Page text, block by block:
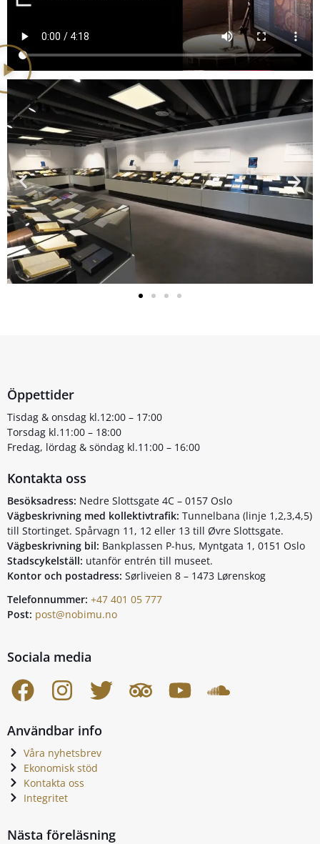
Öppettider
Tisdag & onsdag kl.12:00 – 17:00
Torsdag kl.11:00 – 18:00
Fredag, lördag & söndag kl.11:00 – 16:00
Kontakta oss
Besöksadress: Nedre Slottsgate 4C – 0157 Oslo
Vägbeskrivning med kollektivtrafik: Tunnelbana (linje 1,2,3,4,5)
till Stortinget. Spårvagn 11, 12 eller 13 till Øvre Slottsgate.
Vägbeskrivning bil: Bankplassen P-hus, Myntgata 1, 0151 Oslo
Stadscykelställ: utanför entrén till museet.
Kontor och postadress: Sørliveien 8 – 1473 Lørenskog
Telefonnummer: +47 401 05 777
Post: post@nobimu.no
Sociala media
Användbar info
Våra nyhetsbrev
Ekonomisk stöd
Kontakta oss
Integritet
Nästa föreläsning